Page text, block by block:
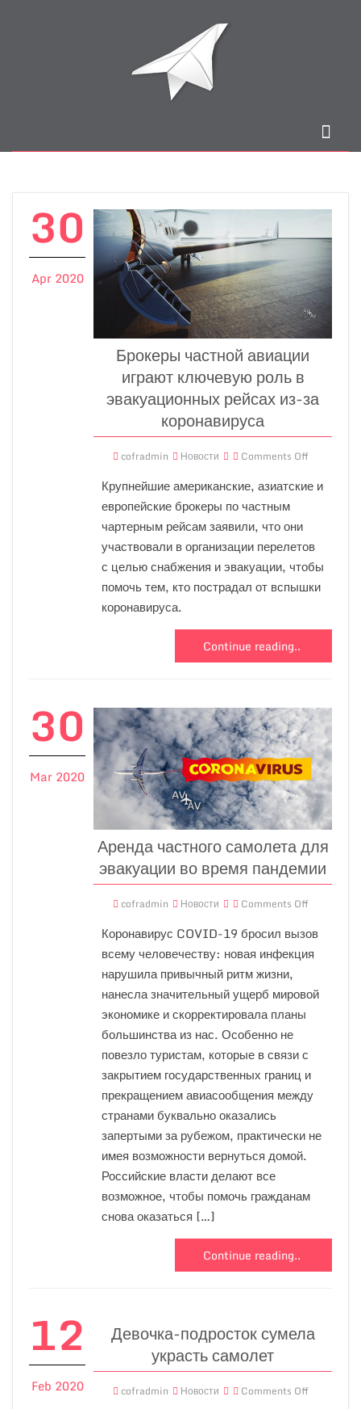
30
Apr 2020
Брокеры частной авиации
играют ключевую роль в
эвакуационных рейсах из-за
коронавируса
cofradmin Новости Comments Off
Крупнейшие американские, азиатские и
европейские брокеры по частным
чартерным рейсам заявили, что они
участвовали в организации перелетов
с целью снабжения и эвакуации, чтобы
помочь тем, кто пострадал от вспышки
коронавируса.
Continue reading..
30
Mar 2020
Аренда частного самолета для
эвакуации во время пандемии
cofradmin Новости Comments Off
Коронавирус COVID-19 бросил вызов
всему человечеству: новая инфекция
нарушила привычный ритм жизни,
нанесла значительный ущерб мировой
экономике и скорректировала планы
большинства из нас. Особенно не
повезло туристам, которые в связи с
закрытием государственных границ и
прекращением авиасообщения между
странами буквально оказались
запертыми за рубежом, практически не
имея возможности вернуться домой.
Российские власти делают все
возможное, чтобы помочь гражданам
снова оказаться […]
Continue reading..
12
Feb 2020
Девочка-подросток сумела
украсть самолет
cofradmin Новости Comments Off